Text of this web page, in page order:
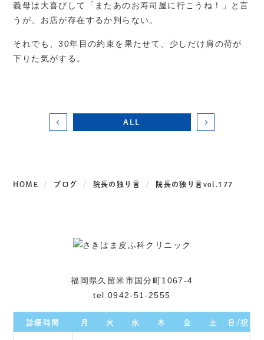
義母は大喜びして「またあのお寿司屋に行こうね！」と言
うが、お店が存在するか判らない。
それでも、30年目の約束を果たせて、少しだけ肩の荷が
下りた気がする。
ALL
HOME ブログ 院長の独り言 院長の独り言vol.177
福岡県久留米市国分町1067-4
tel.0942-51-2555
診療時間 月 火 水 木 金 土 日/祝